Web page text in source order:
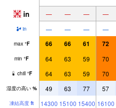
in — — — —
in — — — —
max °F 66 66 61 72
min °F 64 63 59 70
chill °F 64 63 59 70
湿度の高い % 49 63 77 57
凍結高度 ft 14300 15100 15400 16100